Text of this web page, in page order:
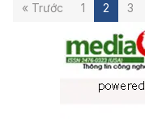
« Trước 1 2 3